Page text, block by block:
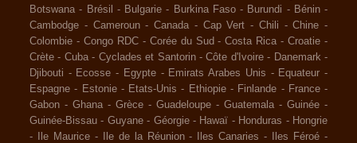
Botswana - Brésil - Bulgarie - Burkina Faso - Burundi - Bénin -
Cambodge - Cameroun - Canada - Cap Vert - Chili -Chine -
Colombie - Congo RDC - Corée du Sud -Costa Rica -Croatie -
Crète - Cuba - Cyclades et Santorin -Côte d'Ivoire - Danemark -
Djibouti - Ecosse - Egypte - Emirats Arabes Unis - Equateur -
Espagne - Estonie - Etats-Unis - Ethiopie - Finlande - France -
Gabon - Ghana - Grèce - Guadeloupe - Guatemala - Guinée -
Guinée-Bissau - Guyane - Géorgie - Hawaï - Honduras - Hongrie
-
Ile Maurice - Ile de la Réunion - Iles Canaries - Iles Féroé -